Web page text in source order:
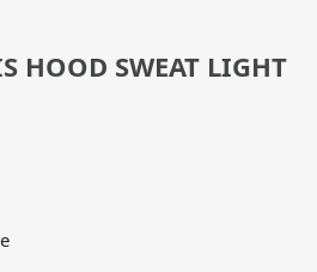
HOOD SWEAT LIGHT